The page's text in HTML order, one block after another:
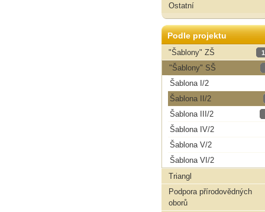
Ostatní
Podle projektu
"Šablony" ZŠ
"Šablony" SŠ
Šablona I/2
Šablona II/2
Šablona III/2
Šablona IV/2
Šablona V/2
Šablona VI/2
Triangl
Podpora přírodovědných
oborů